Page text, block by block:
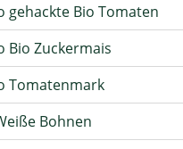
gehackte Bio Tomaten
Bio Zuckermais
Tomatenmark
Bohnen